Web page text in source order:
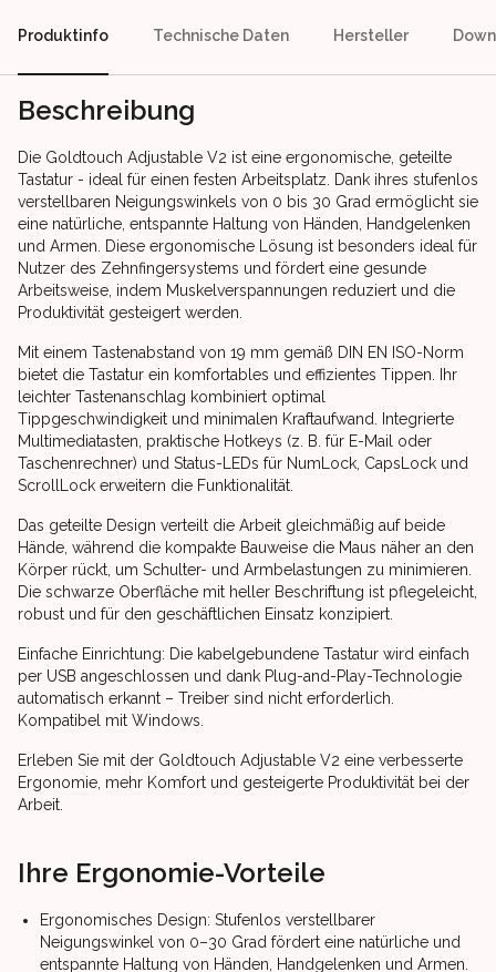
Produktinfo Technische Daten Hersteller
Beschreibung
Die Goldtouch Adjustable V2 ist eine ergonomische, geteilte
Tastatur - ideal für einen festen Arbeitsplatz. Dank ihres stufenlos
verstellbaren Neigungswinkels von 0 bis 30 Grad ermöglicht sie
eine natürliche, entspannte Haltung von Händen, Handgelenken
und Armen. Diese ergonomische Lösung ist besonders ideal für
Nutzer des Zehnfingersystems und fördert eine gesunde
Arbeitsweise, indem Muskelverspannungen reduziert und die
Produktivität gesteigert werden.
Mit einem Tastenabstand von 19 mm gemäß DIN EN ISO-Norm
bietet die Tastatur ein komfortables und effizientes Tippen. Ihr
leichter Tastenanschlag kombiniert optimal
Tippgeschwindigkeit und minimalen Kraftaufwand. Integrierte
Multimediatasten, praktische Hotkeys (z. B. für E-Mail oder
Taschenrechner) und Status-LEDs für NumLock, CapsLock und
ScrollLock erweitern die Funktionalität.
Das geteilte Design verteilt die Arbeit gleichmäßig auf beide
Hände, während die kompakte Bauweise die Maus näher an den
Körper rückt, um Schulter- und Armbelastungen zu minimieren.
Die schwarze Oberfläche mit heller Beschriftung ist pflegeleicht,
robust und für den geschäftlichen Einsatz konzipiert.
Einfache Einrichtung: Die kabelgebundene Tastatur wird einfach
per USB angeschlossen und dank Plug-and-Play-Technologie
automatisch erkannt – Treiber sind nicht erforderlich.
Kompatibel mit Windows.
Erleben Sie mit der Goldtouch Adjustable V2 eine verbesserte
Ergonomie, mehr Komfort und gesteigerte Produktivität bei der
Arbeit.
Ihre Ergonomie-Vorteile
Ergonomisches Design: Stufenlos verstellbarer
Neigungswinkel von 0–30 Grad fördert eine natürliche und
entspannte Haltung von Händen, Handgelenken und Armen.